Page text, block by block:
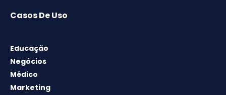
Casos De Uso
Educação
Negócios
Médico
Marketing